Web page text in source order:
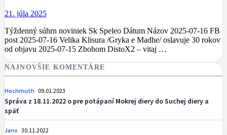
21. júla 2025
Týždenný súhrn noviniek Sk Speleo Dátum Názov 2025-07-16 FB
post 2025-07-16 Velika Klisura /Gryka e Madhe/ oslavuje 30 rokov
od objavu 2025-07-15 Zbohom DistoX2 – vitaj …
NAJNOVŠIE KOMENTÁRE
Hochmuth 09.01.2023
Správa z 18.11.2022 o pre potápaní Mokrej diery do Suchej diery a
späť
Jano 30.11.2022